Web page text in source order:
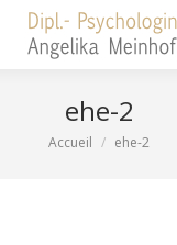
ehe-2
Vous êtes ici :
Accueil ehe-2